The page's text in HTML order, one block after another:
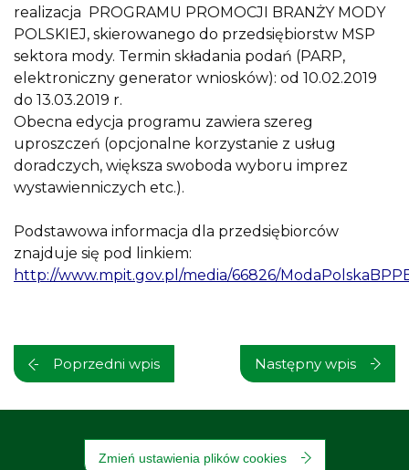
realizacja PROGRAMU PROMOCJI BRANŻY MODY
POLSKIEJ, skierowanego do przedsiębiorstw MSP
sektora mody. Termin składania podań (PARP,
elektroniczny generator wniosków): od 10.02.2019
do 13.03.2019 r.
Obecna edycja programu zawiera szereg
uproszczeń (opcjonalne korzystanie z usług
doradczych, większa swoboda wyboru imprez
wystawienniczych etc.).
Podstawowa informacja dla przedsiębiorców
znajduje się pod linkiem:
http://www.mpit.gov.pl/media/66826/
Poprzedni wpis Następny wpis
Zmień ustawienia plików cookies